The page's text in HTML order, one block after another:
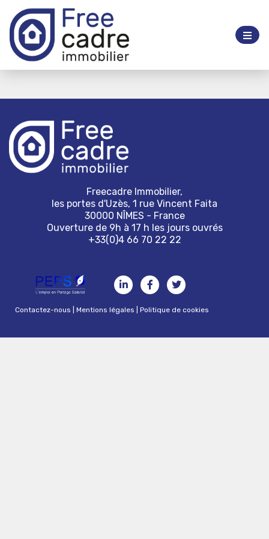
Freecadre Immobilier,
les portes d'Uzès, 1 rue Vincent Faita
30000 NÎMES - France
Ouverture de 9h à 17 h les jours ouvrés
+33(0)4 66 70 22 22
Contactez-nous |Mentions légales |Politique de cookies